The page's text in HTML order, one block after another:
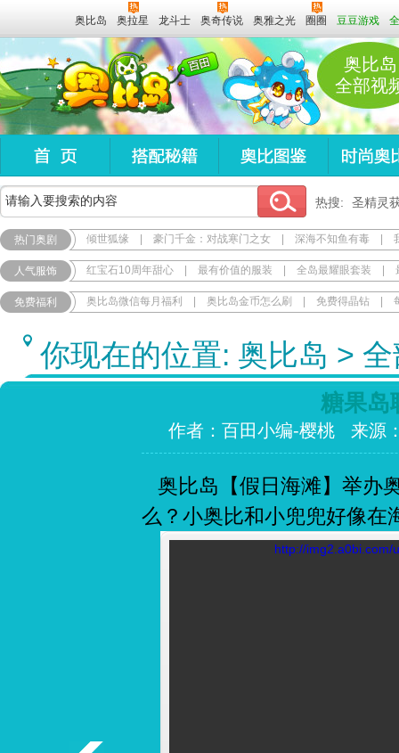
奥比岛 奥拉星 龙斗士 奥奇传说 奥雅之光 圈圈 豆豆游戏
奥比岛
全部视
热搜: 圣精灵
热门奥剧 倾世狐缘 豪门千金：对战寒门之女 深海不知鱼有毒
人气服饰 红宝石10周年甜心 最有价值的服装 全岛最耀眼套装
免费福利 奥比岛微信每月福利 奥比岛金币怎么刷 免费得晶钻
你现在的位置: 奥比岛 >
糖果岛
作者：百田小编-樱桃 来源
奥比岛【假日海滩】举办
么？小奥比和小兜兜好像在
http://img2.a0bi.com/